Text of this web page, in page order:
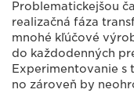
Problematickejšou
realizačná fáza
mnohé kľúčové
do každodenných
Experimentovanie s
no zároveň by